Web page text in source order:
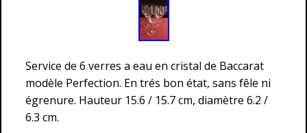
Service de 6 verres a eau en cristal de Baccarat
modèle Perfection. En trés bon état, sans fêle ni
égrenure. Hauteur 15.6 / 15.7 cm, diamètre 6.2 /
6.3 cm.